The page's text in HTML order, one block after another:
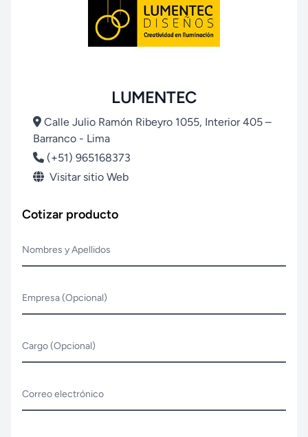
LUMENTEC
Calle Julio Ramón Ribeyro 1055, Interior 405 –
Barranco - Lima
(+51) 965168373
Visitar sitio Web
Cotizar producto
Nombres y Apellidos
Empresa (Opcional)
Cargo (Opcional)
Correo electrónico